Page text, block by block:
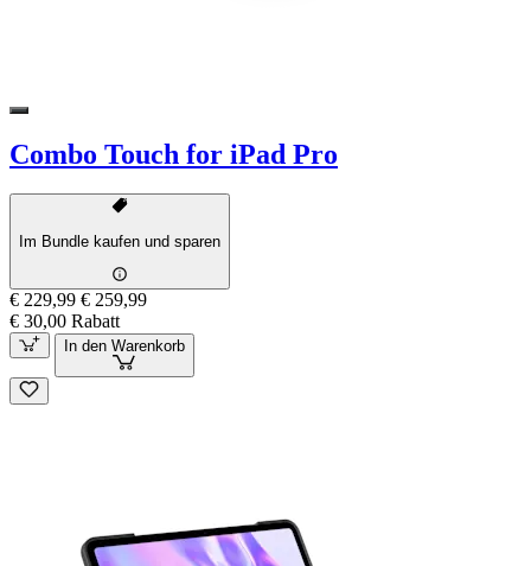
Combo Touch for iPad Pro
Im Bundle kaufen und sparen
€ 229,99 € 259,99
€ 30,00 Rabatt
In den Warenkorb